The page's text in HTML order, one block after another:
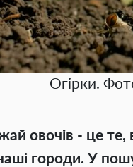
Огірки.
овочів - це те,
городи. У